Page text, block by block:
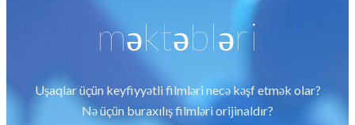
məktəbləri
Uşaqlar üçün keyfiyyətli filmləri necə kəşf etmək olar?
Nə üçün buraxılış filmləri orijinaldır?